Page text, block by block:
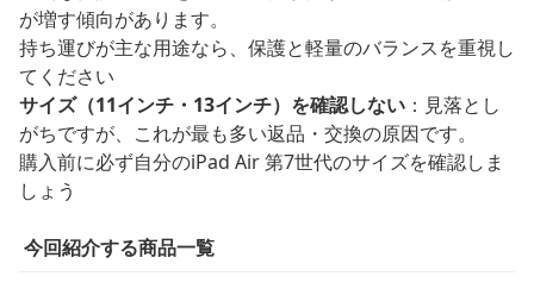
が増す傾向があります。
持ち運びが主な用途なら、保護と軽量のバランスを重視し
てください
サイズ（11インチ・13インチ）を確認しない ：見落とし
がちですが、これが最も多い返品・交換の原因です。
購入前に必ず自分のiPad Air 第7世代のサイズを確認しま
しょう
今回紹介する商品一覧